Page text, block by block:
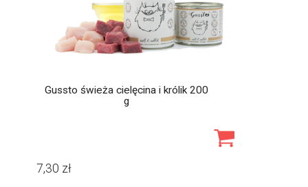
Gussto świeża cielęcina i królik 200
g
7,30 zł